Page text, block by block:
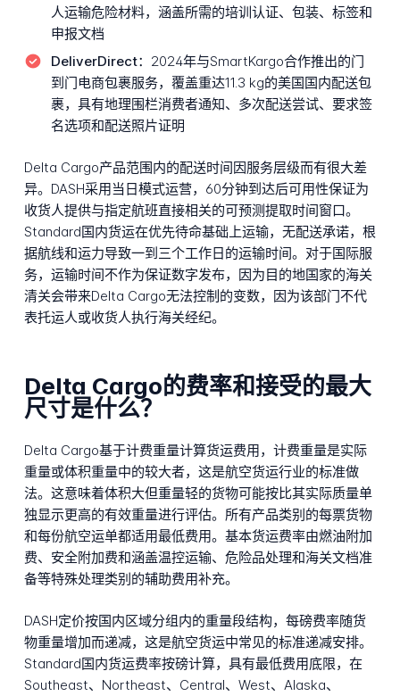
人运输危险材料，涵盖所需的培训认证、包装、标签和
申报文档
DeliverDirect： 2024年与SmartKargo合作推出的门
到门电商包裹服务，覆盖重达11.3 kg的美国国内配送包
裹，具有地理围栏消费者通知、多次配送尝试、要求签
名选项和配送照片证明
Delta Cargo产品范围内的配送时间因服务层级而有很大差
异。DASH采用当日模式运营，60分钟到达后可用性保证为
收货人提供与指定航班直接相关的可预测提取时间窗口。
Standard国内货运在优先待命基础上运输，无配送承诺，根
据航线和运力导致一到三个工作日的运输时间。对于国际服
务，运输时间不作为保证数字发布，因为目的地国家的海关
清关会带来Delta Cargo无法控制的变数，因为该部门不代
表托运人或收货人执行海关经纪。
Delta Cargo的费率和接受的最大
尺寸是什么？
Delta Cargo基于计费重量计算货运费用，计费重量是实际
重量或体积重量中的较大者，这是航空货运行业的标准做
法。这意味着体积大但重量轻的货物可能按比其实际质量单
独显示更高的有效重量进行评估。所有产品类别的每票货物
和每份航空运单都适用最低费用。基本货运费率由燃油附加
费、安全附加费和涵盖温控运输、危险品处理和海关文档准
备等特殊处理类别的辅助费用补充。
DASH定价按国内区域分组内的重量段结构，每磅费率随货
物重量增加而递减，这是航空货运中常见的标准递减安排。
Standard国内货运费率按磅计算，具有最低费用底限，在
Southeast、Northeast、Central、West、Alaska、